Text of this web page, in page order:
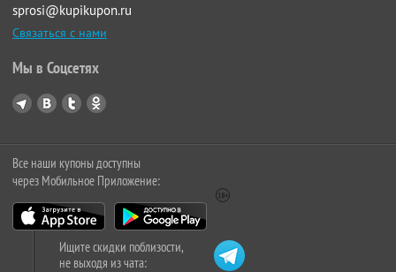
sprosi@kupikupon.ru
Связаться с нами
Мы в Соцсетях
Все наши купоны доступны
через Мобильное Приложение:
Ищите скидки поблизости,
не выходя из чата: